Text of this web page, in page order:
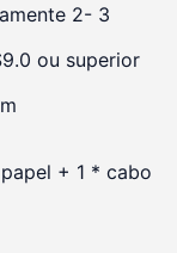
2- 3
ou superior
+ 1 * cabo